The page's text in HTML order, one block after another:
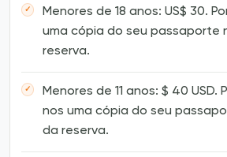
Menores de 18 anos: US$ 30.
uma cópia do seu passaporte
reserva.
Menores de 11 anos: $ 40 USD.
nos uma cópia do seu
da reserva.